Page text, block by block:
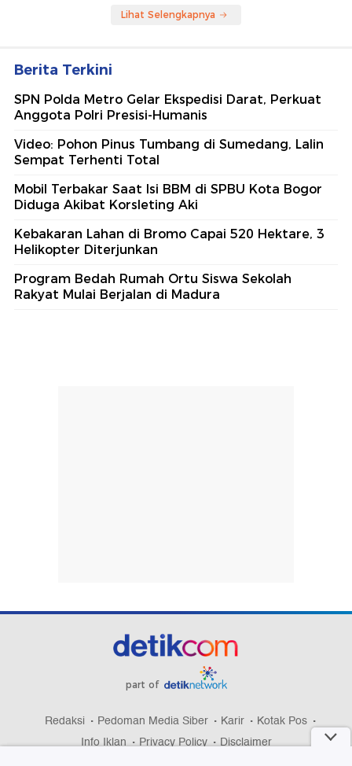
Lihat Selengkapnya
Berita Terkini
SPN Polda Metro Gelar Ekspedisi Darat, Perkuat
Anggota Polri Presisi-Humanis
Video: Pohon Pinus Tumbang di Sumedang, Lalin
Sempat Terhenti Total
Mobil Terbakar Saat Isi BBM di SPBU Kota Bogor
Diduga Akibat Korsleting Aki
Kebakaran Lahan di Bromo Capai 520 Hektare, 3
Helikopter Diterjunkan
Program Bedah Rumah Ortu Siswa Sekolah
Rakyat Mulai Berjalan di Madura
part of
Redaksi Pedoman Media Siber Karir
Kotak Pos
Info Iklan
Privacy Policy Disclaimer